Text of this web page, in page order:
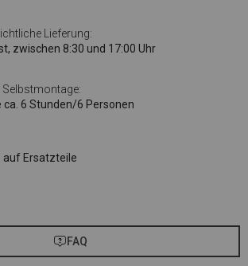
Lieferung:
zwischen 8:30 und 17:00 Uhr
Selbstmontage:
ca. 6 Stunden/6 Personen
auf Ersatzteile
FAQ